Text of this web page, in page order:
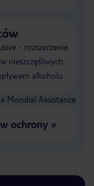
- rozszerzenie
nieszczęśliwych
alkoholu
Mondial Assistance
ochrony»